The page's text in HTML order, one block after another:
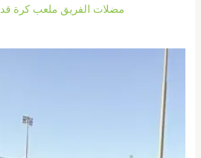
مضلات الفريق ملعب كرة